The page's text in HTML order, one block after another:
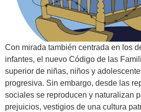
Con mirada también centrada en los
infantes, el nuevo Código de las
superior de niñas, niños y
progresiva. Sin embargo, desde las
sociales se reproducen y naturalizan
prejuicios, vestigios de una cultura